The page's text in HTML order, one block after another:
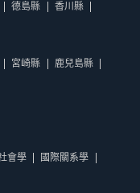
德島縣
香川縣
宮崎縣
鹿兒島縣
會學 國際關系學